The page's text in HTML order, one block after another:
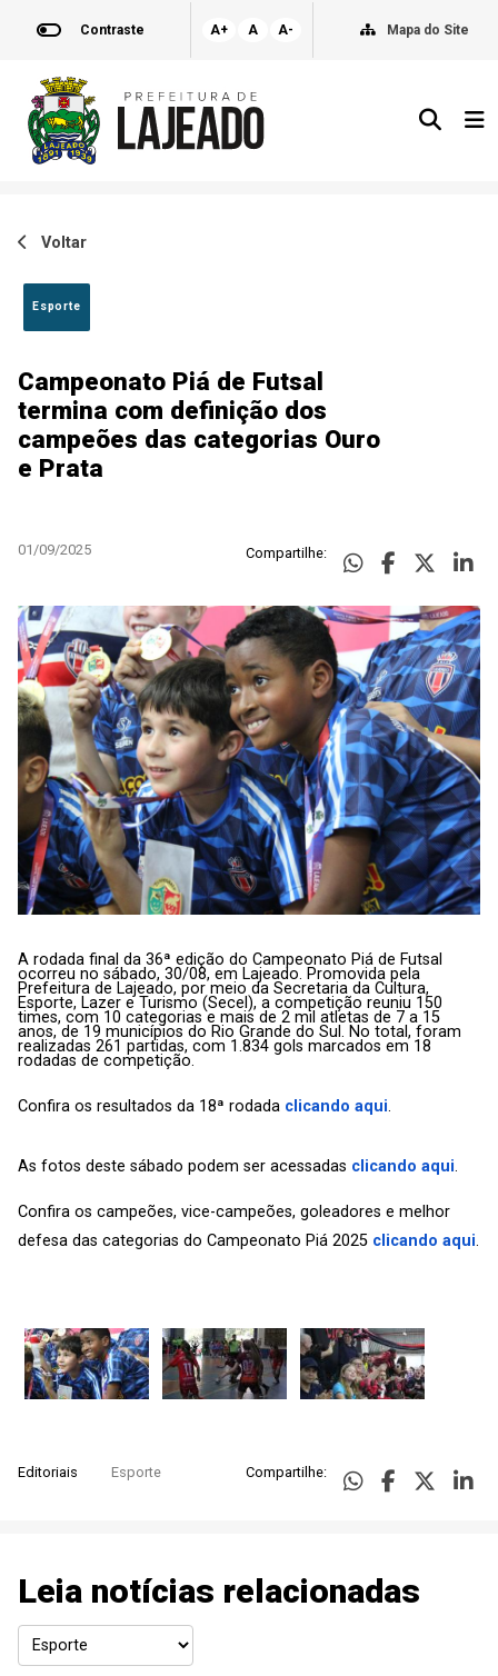
Contraste A+ A A- Mapa do Site
Voltar
Esporte
Campeonato Piá de Futsal
termina com definição dos
campeões das categorias Ouro
e Prata
01/09/2025 Compartilhe:
A rodada final da 36ª edição do Campeonato Piá de Futsal
ocorreu no sábado, 30/08, em Lajeado. Promovida pela
Prefeitura de Lajeado, por meio da Secretaria da Cultura,
Esporte, Lazer e Turismo (Secel), a competição reuniu 150
times, com 10 categorias e mais de 2 mil atletas de 7 a 15
anos, de 19 municípios do Rio Grande do Sul. No total, foram
realizadas 261 partidas, com 1.834 gols marcados em 18
rodadas de competição.
Confira os resultados da 18ª rodada clicando aqui.
As fotos deste sábado podem ser acessadas clicando aqui.
Confira os campeões, vice-campeões, goleadores e melhor
defesa das categorias do Campeonato Piá 2025 clicando aqui.
Editoriais Esporte Compartilhe:
Leia notícias relacionadas